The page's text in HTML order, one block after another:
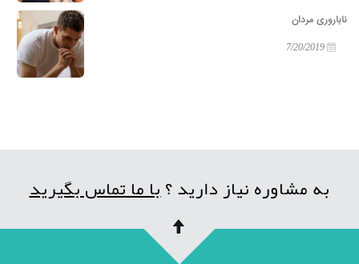
ناباروری مردان
به مشاوره نیاز دارید ؟با ما تماس بگیرید